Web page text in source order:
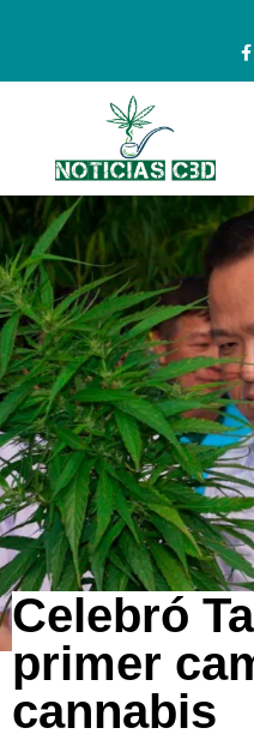
Celebró
primer
cannabis